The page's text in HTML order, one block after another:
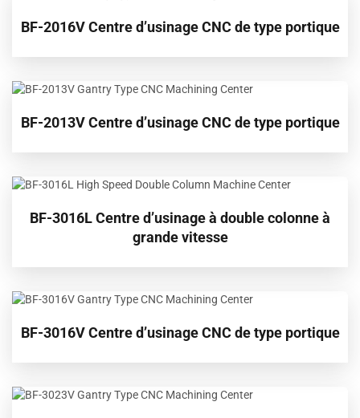
BF-2016V Centre d’usinage CNC de type portique
BF-2013V Centre d’usinage CNC de type portique
BF-3016L Centre d’usinage à double colonne à
grande vitesse
BF-3016V Centre d’usinage CNC de type portique